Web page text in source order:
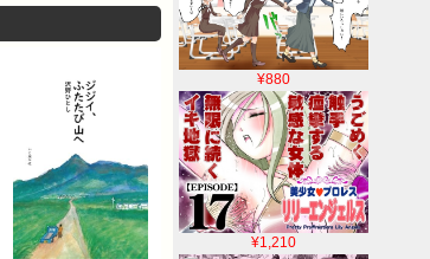
¥880
¥1,210